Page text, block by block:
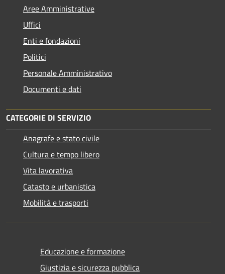
Aree Amministrative
Uffici
Enti e fondazioni
Politici
Personale Amministrativo
Documenti e dati
CATEGORIE DI SERVIZIO
Anagrafe e stato civile
Cultura e tempo libero
Vita lavorativa
Catasto e urbanistica
Mobilità e trasporti
Educazione e formazione
Giustizia e sicurezza pubblica